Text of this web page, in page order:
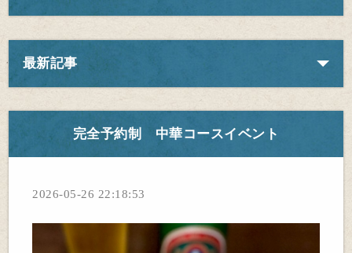
最新記事
完全予約制 中華コースイベント
2026-05-26 22:18:53